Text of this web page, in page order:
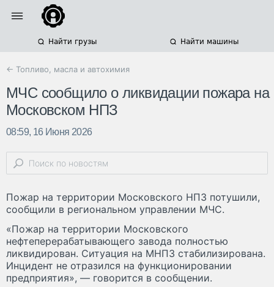
Найти грузы Найти машины
← Топливо, масла и автохимия
МЧС сообщило о ликвидации пожара на
Московском НПЗ
08:59, 16 Июня 2026
Пожар на территории Московского НПЗ потушили,
сообщили в региональном управлении МЧС.
«Пожар на территории Московского
нефтеперерабатывающего завода полностью
ликвидирован. Ситуация на МНПЗ стабилизирована.
Инцидент не отразился на функционировании
предприятия», — говорится в сообщении.